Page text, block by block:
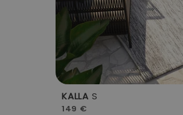
KALLA S
149 €